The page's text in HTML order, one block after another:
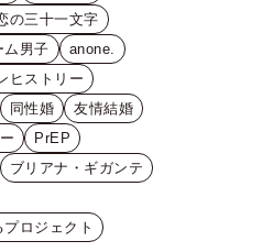
の三十一文字
ム男子
anone.
ヒストリー
同性婚
友情結婚
PrEP
ブリアナ・ギガンテ
ロジェクト